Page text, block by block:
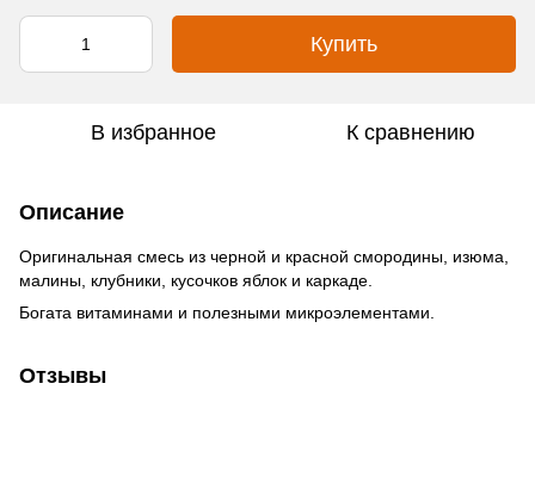
Купить
В избранное К сравнению
Описание
Оригинальная смесь из черной и красной смородины, изюма,
малины, клубники, кусочков яблок и каркаде.
Богата витаминами и полезными микроэлементами.
Отзывы